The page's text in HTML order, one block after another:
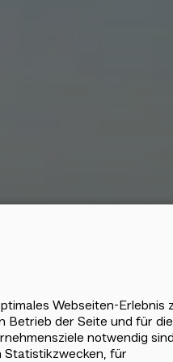
Webseiten-Erlebnis
Betrieb der Seite und für die
notwendig
Statistikzwecken, für